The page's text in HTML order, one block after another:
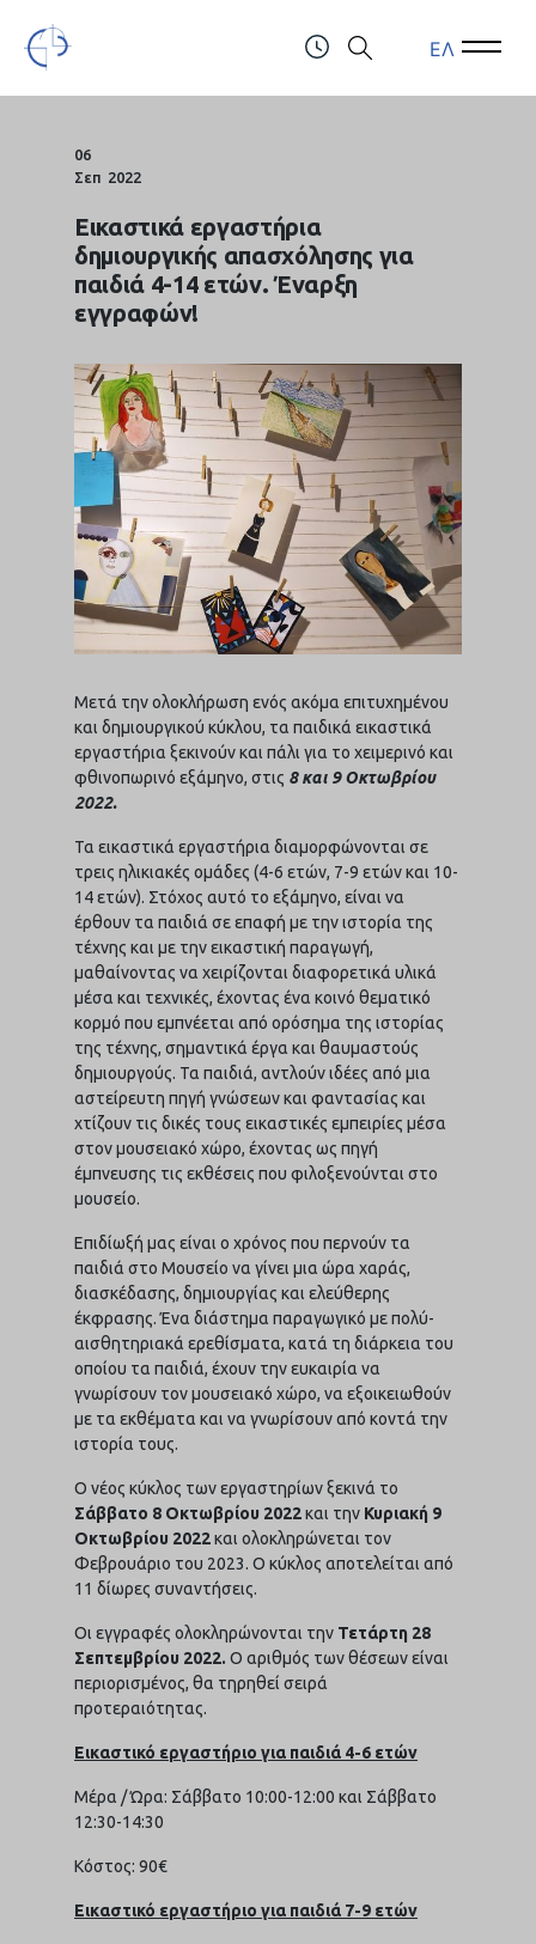
Open Menu ΕΛ Open
06
Σεπ 2022
Εικαστικά εργαστήρια
δημιουργικής απασχόλησης για
παιδιά 4-14 ετών. Έναρξη
εγγραφών!
Μετά την ολοκλήρωση ενός ακόμα επιτυχημένου
και δημιουργικού κύκλου, τα παιδικά εικαστικά
εργαστήρια ξεκινούν και πάλι για το χειμερινό και
φθινοπωρινό εξάμηνο, στις 8 και 9 Οκτωβρίου
2022.
Τα εικαστικά εργαστήρια διαμορφώνονται σε
τρεις ηλικιακές ομάδες (4-6 ετών, 7-9 ετών και 10-
14 ετών). Στόχος αυτό το εξάμηνο, είναι να
έρθουν τα παιδιά σε επαφή με την ιστορία της
τέχνης και με την εικαστική παραγωγή,
μαθαίνοντας να χειρίζονται διαφορετικά υλικά
μέσα και τεχνικές, έχοντας ένα κοινό θεματικό
κορμό που εμπνέεται από ορόσημα της ιστορίας
της τέχνης, σημαντικά έργα και θαυμαστούς
δημιουργούς. Τα παιδιά, αντλούν ιδέες από μια
αστείρευτη πηγή γνώσεων και φαντασίας και
χτίζουν τις δικές τους εικαστικές εμπειρίες μέσα
στον μουσειακό χώρο, έχοντας ως πηγή
έμπνευσης τις εκθέσεις που φιλοξενούνται στο
μουσείο.
Επιδίωξή μας είναι ο χρόνος που περνούν τα
παιδιά στο Μουσείο να γίνει μια ώρα χαράς,
διασκέδασης, δημιουργίας και ελεύθερης
έκφρασης. Ένα διάστημα παραγωγικό με πολύ-
αισθητηριακά ερεθίσματα, κατά τη διάρκεια του
οποίου τα παιδιά, έχουν την ευκαιρία να
γνωρίσουν τον μουσειακό χώρο, να εξοικειωθούν
με τα εκθέματα και να γνωρίσουν από κοντά την
ιστορία τους.
Ο νέος κύκλος των εργαστηρίων ξεκινά το
Σάββατο 8 Οκτωβρίου 2022και την Κυριακή 9
Οκτωβρίου 2022και ολοκληρώνεται τον
Φεβρουάριο του 2023. Ο κύκλος αποτελείται από
11 δίωρες συναντήσεις.
Οι εγγραφές ολοκληρώνονται την Τετάρτη 28
Σεπτεμβρίου 2022. Ο αριθμός των θέσεων είναι
περιορισμένος, θα τηρηθεί σειρά
προτεραιότητας.
Εικαστικό εργαστήριο για παιδιά 4-6 ετών
Μέρα / Ώρα: Σάββατο 10:00-12:00 και Σάββατο
12:30-14:30
Κόστος: 90€
Εικαστικό εργαστήριο για παιδιά 7-9 ετών